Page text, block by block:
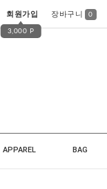
회원가입
3,000 P
장바구니 0
APPAREL BAG